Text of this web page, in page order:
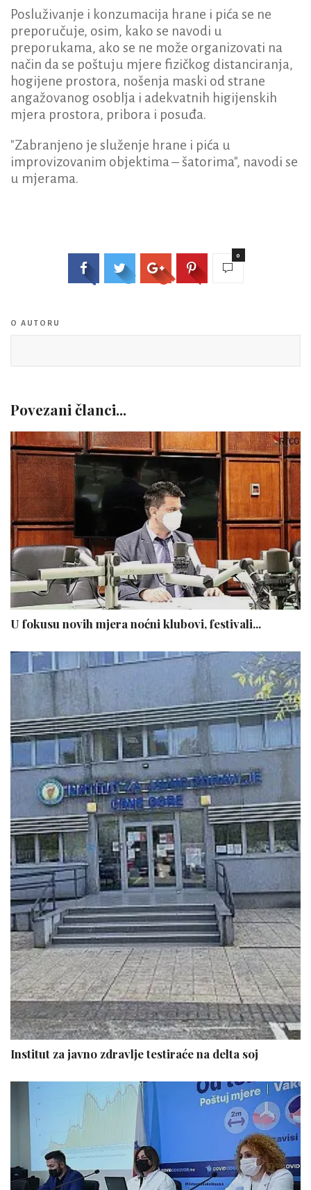
Posluživanje i konzumacija hrane i pića se ne
preporučuje, osim, kako se navodi u
preporukama, ako se ne može organizovati na
način da se poštuju mjere fizičkog distanciranja,
hogijene prostora, nošenja maski od strane
angažovanog osoblja i adekvatnih higijenskih
mjera prostora, pribora i posuđa.
"Zabranjeno je služenje hrane i pića u
improvizovanim objektima – šatorima", navodi se
u mjerama.
0
O AUTORU
Povezani članci...
U fokusu novih mjera noćni klubovi, festivali...
Institut za javno zdravlje testiraće na delta soj